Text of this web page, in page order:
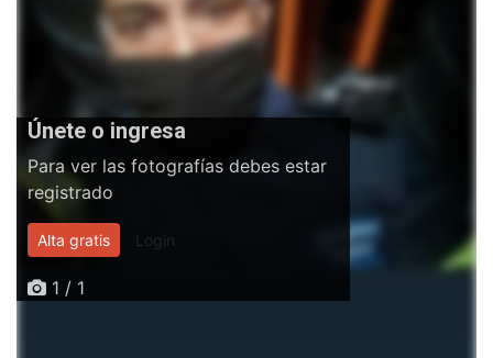
Únete o ingresa
Para ver las fotografías debes estar
registrado
Alta gratis Login
1 / 1